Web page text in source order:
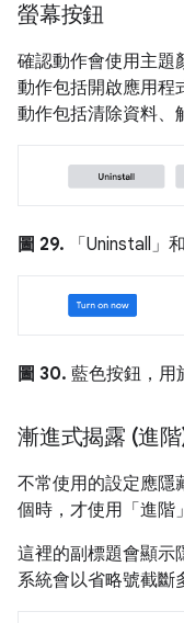
螢幕按鈕
確認動作會使用主題
動作包括開啟應用程
動作包括清除資料、
圖 29. 「Uninstall」
圖 30. 藍色按鈕，用
漸進式揭露 (進
不常使用的設定應隱
個時，才使用「進階
這裡的副標題會顯示
系統會以省略號截斷